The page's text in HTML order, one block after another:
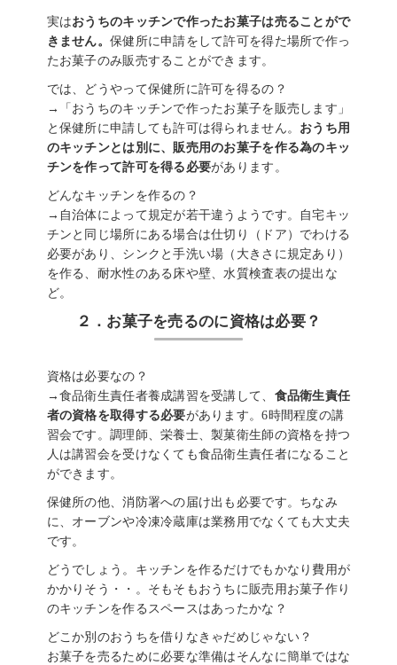
実はおうちのキッチンで作ったお菓子は売ることがで
きません。 保健所に申請をして許可を得た場所で作っ
たお菓子のみ販売することができます。
では、どうやって保健所に許可を得るの？
→「おうちのキッチンで作ったお菓子を販売します」
と保健所に申請しても許可は得られません。 おうち用
のキッチンとは別に、販売用のお菓子を作る為のキッ
チンを作って許可を得る必要があります。
どんなキッチンを作るの？
→自治体によって規定が若干違うようです。自宅キッ
チンと同じ場所にある場合は仕切り（ドア）でわける
必要があり、シンクと手洗い場（大きさに規定あり）
を作る、耐水性のある床や壁、水質検査表の提出な
ど。
２．お菓子を売るのに資格は必要？
資格は必要なの？
→食品衛生責任者養成講習を受講して、 食品衛生責任
者の資格を取得する必要があります。6時間程度の講
習会です。調理師、栄養士、製菓衛生師の資格を持つ
人は講習会を受けなくても食品衛生責任者になること
ができます。
保健所の他、消防署への届け出も必要です。ちなみ
に、オーブンや冷凍冷蔵庫は業務用でなくても大丈夫
です。
どうでしょう。キッチンを作るだけでもかなり費用が
かかりそう・・。そもそもおうちに販売用お菓子作り
のキッチンを作るスペースはあったかな？
どこか別のおうちを借りなきゃだめじゃない？
お菓子を売るために必要な準備はそんなに簡単ではな